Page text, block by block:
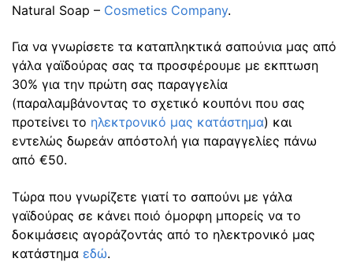
Natural Soap – Cosmetics Company.
Για να γνωρίσετε τα καταπληκτικά σαπούνια μας από
γάλα γαϊδούρας σας τα προσφέρουμε με εκπτωση
30% για την πρώτη σας παραγγελία
(παραλαμβάνοντας το σχετικό κουπόνι που σας
προτείνει το ηλεκτρονικό μας κατάστημα) και
εντελώς δωρεάν απόστολή για παραγγελίες πάνω
από €50.
Τώρα που γνωρίζετε γιατί το σαπούνι με γάλα
γαϊδούρας σε κάνει ποιό όμορφη μπορείς να το
δοκιμάσεις αγοράζοντάς από το ηλεκτρονικό μας
κατάστημα εδώ.